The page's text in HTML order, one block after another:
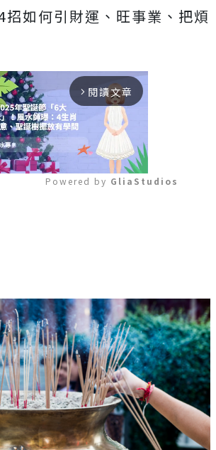
招如何引財運、旺事業、把煩
arrow_forward_ios 閱讀文章
Powered by GliaStudios